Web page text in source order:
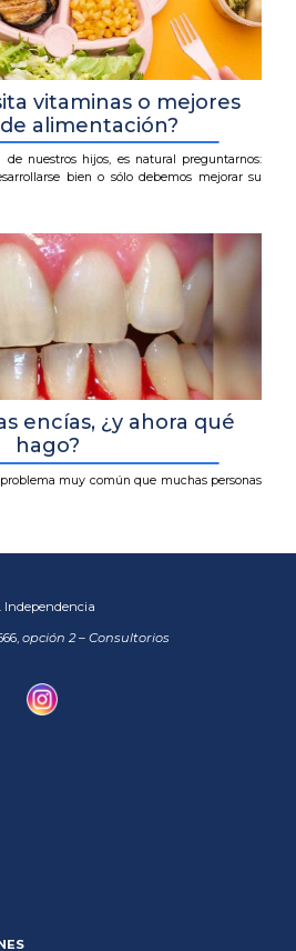
vitaminas o mejores
alimentación?
nuestros hijos, es natural preguntarnos:
bien o sólo debemos mejorar su
encías, ¿y ahora qué
hago?
muy común que muchas personas
Independencia
opción 2 – Consultorios